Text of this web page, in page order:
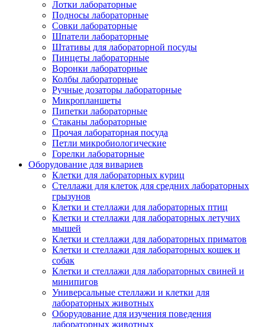
Лотки лабораторные
Подносы лабораторные
Совки лабораторные
Шпатели лабораторные
Штативы для лабораторной посуды
Пинцеты лабораторные
Воронки лабораторные
Колбы лабораторные
Ручные дозаторы лабораторные
Микропланшеты
Пипетки лабораторные
Стаканы лабораторные
Прочая лабораторная посуда
Петли микробиологические
Горелки лабораторные
Оборудование для вивариев
Клетки для лабораторных куриц
Стеллажи для клеток для средних лабораторных
грызунов
Клетки и стеллажи для лабораторных птиц
Клетки и стеллажи для лабораторных летучих
мышей
Клетки и стеллажи для лабораторных приматов
Клетки и стеллажи для лабораторных кошек и
собак
Клетки и стеллажи для лабораторных свиней и
минипигов
Универсальные стеллажи и клетки для
лабораторных животных
Оборудование для изучения поведения
лабораторных животных